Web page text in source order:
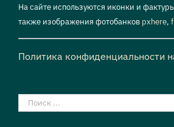
На сайте используются иконки и
также изображения фотобанков pxhere,
Политика конфиденциальности
Результат
поиска: